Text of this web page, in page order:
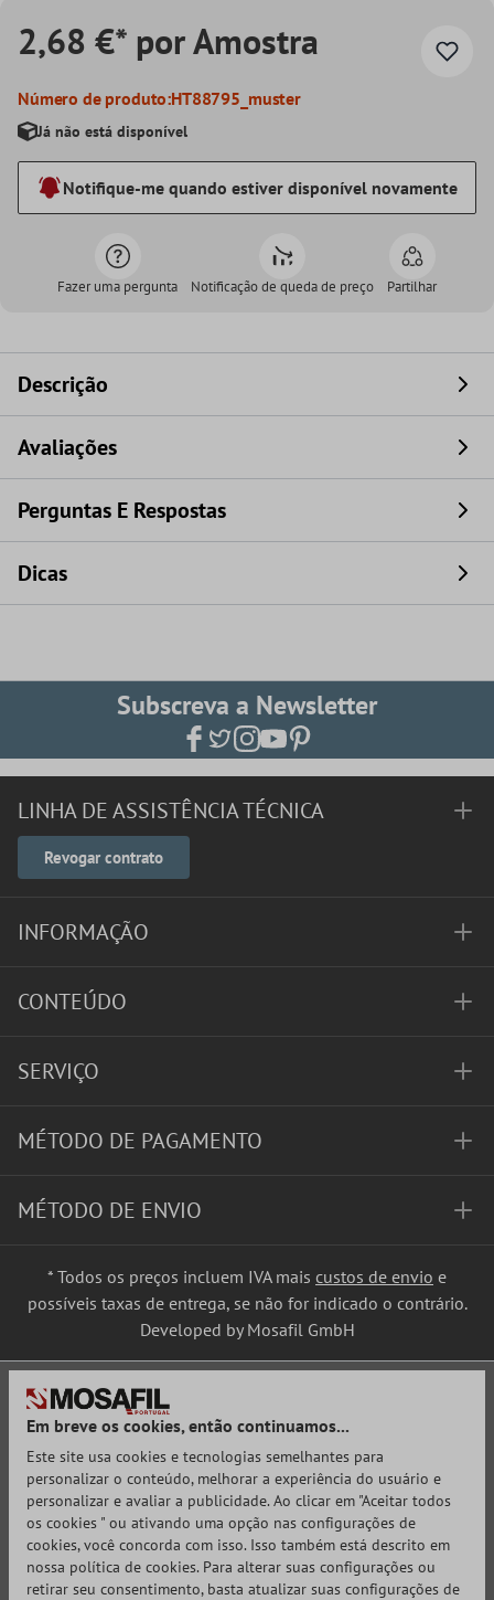
2,68 €* por Amostra
Número de produto:HT88795_muster
Já não está disponível
Notifique-me quando estiver disponível novamente
Fazer uma pergunta Notificação de queda de preço Partilhar
Descrição
Avaliações
Perguntas E Respostas
Dicas
Subscreva a Newsletter
LINHA DE ASSISTÊNCIA TÉCNICA
Revogar contrato
INFORMAÇÃO
CONTEÚDO
SERVIÇO
MÉTODO DE PAGAMENTO
MÉTODO DE ENVIO
* Todos os preços incluem IVA mais custos de envio e
possíveis taxas de entrega, se não for indicado o contrário.
Developed by Mosafil GmbH
Em breve os cookies, então continuamos...
Este site usa cookies e tecnologias semelhantes para
personalizar o conteúdo, melhorar a experiência do usuário e
personalizar e avaliar a publicidade. Ao clicar em "Aceitar todos
os cookies " ou ativando uma opção nas configurações de
cookies, você concorda com isso. Isso também está descrito em
nossa política de cookies. Para alterar suas configurações ou
retirar seu consentimento, basta atualizar suas configurações de